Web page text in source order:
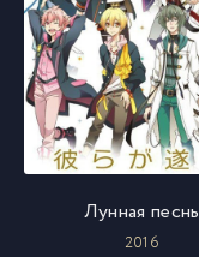
Лунная песнь
2016